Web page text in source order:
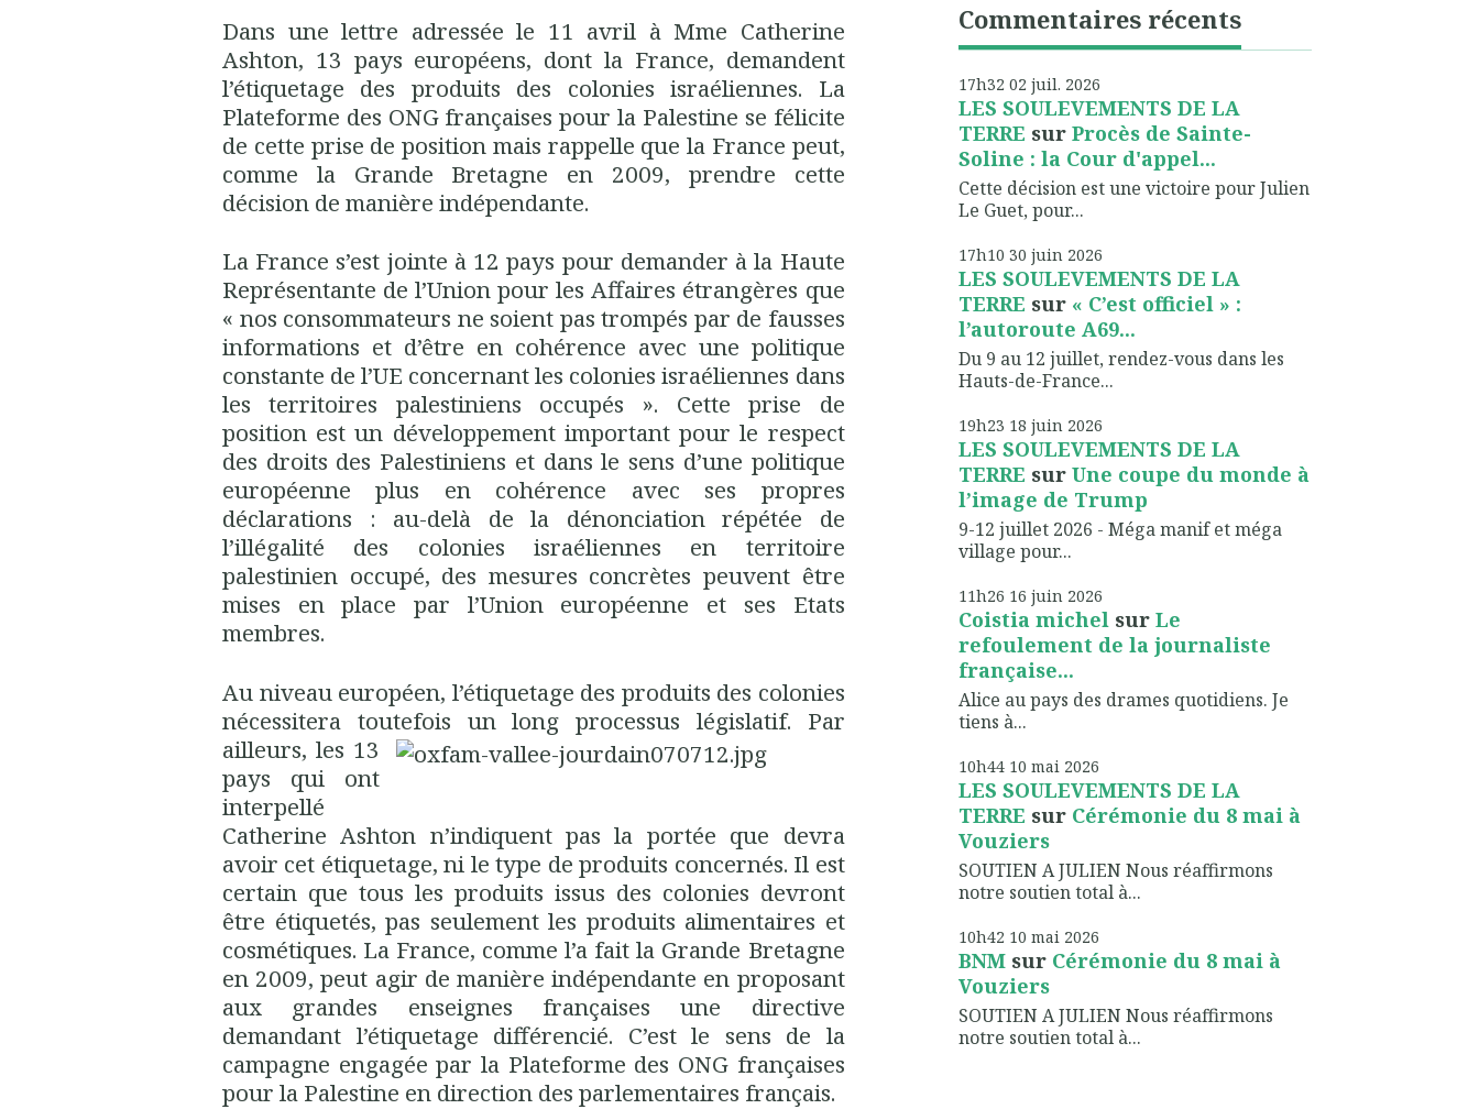
Dans une lettre adressée le 11 avril à Mme Catherine
Ashton, 13 pays européens, dont la France, demandent
l’étiquetage des produits des colonies israéliennes. La
Plateforme des ONG françaises pour la Palestine se félicite
de cette prise de position mais rappelle que la France peut,
comme la Grande Bretagne en 2009, prendre cette
décision de manière indépendante.
La France s’est jointe à 12 pays pour demander à la Haute
Représentante de l’Union pour les Affaires étrangères que
« nos consommateurs ne soient pas trompés par de fausses
informations et d’être en cohérence avec une politique
constante de l’UE concernant les colonies israéliennes dans
les territoires palestiniens occupés ». Cette prise de
position est un développement important pour le respect
des droits des Palestiniens et dans le sens d’une politique
européenne plus en cohérence avec ses propres
déclarations : au-delà de la dénonciation répétée de
l’illégalité des colonies israéliennes en territoire
palestinien occupé, des mesures concrètes peuvent être
mises en place par l’Union européenne et ses Etats
membres.
Au niveau européen, l’étiquetage des produits des colonies
nécessitera toutefois un long processus législatif. Par
ailleurs, les 13
pays qui ont
interpellé
Catherine Ashton n’indiquent pas la portée que devra
avoir cet étiquetage, ni le type de produits concernés. Il est
certain que tous les produits issus des colonies devront
être étiquetés, pas seulement les produits alimentaires et
cosmétiques. La France, comme l’a fait la Grande Bretagne
en 2009, peut agir de manière indépendante en proposant
aux grandes enseignes françaises une directive
demandant l’étiquetage différencié. C’est le sens de la
campagne engagée par la Plateforme des ONG françaises
pour la Palestine en direction des parlementaires français.
Commentaires récents
17h32 02 juil. 2026
LES SOULEVEMENTS DE LA
TERRE sur Procès de Sainte-
Soline : la Cour d'appel...
Cette décision est une victoire pour Julien
Le Guet, pour...
17h10 30 juin 2026
LES SOULEVEMENTS DE LA
TERRE sur « C’est officiel » :
l’autoroute A69...
Du 9 au 12 juillet, rendez-vous dans les
Hauts-de-France...
19h23 18 juin 2026
LES SOULEVEMENTS DE LA
TERRE sur Une coupe du monde à
l’image de Trump
9-12 juillet 2026 - Méga manif et méga
village pour...
11h26 16 juin 2026
Coistia michelsur Le
refoulement de la journaliste
française...
Alice au pays des drames quotidiens. Je
tiens à...
10h44 10 mai 2026
LES SOULEVEMENTS DE LA
TERRE sur Cérémonie du 8 mai à
Vouziers
SOUTIEN A JULIEN Nous réaffirmons
notre soutien total à...
10h42 10 mai 2026
BNMsur Cérémonie du 8 mai à
Vouziers
SOUTIEN A JULIEN Nous réaffirmons
notre soutien total à...